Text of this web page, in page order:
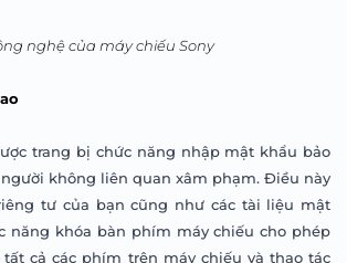
nghệ của máy chiếu Sony
trang bị chức năng nhập mật khẩu bảo
không liên quan xâm phạm. Điều này
tư của bạncũng như các tài liệu mật
năng khóa bàn phím máy chiếu cho phép
cả các phím trên máy chiếu và thao tác